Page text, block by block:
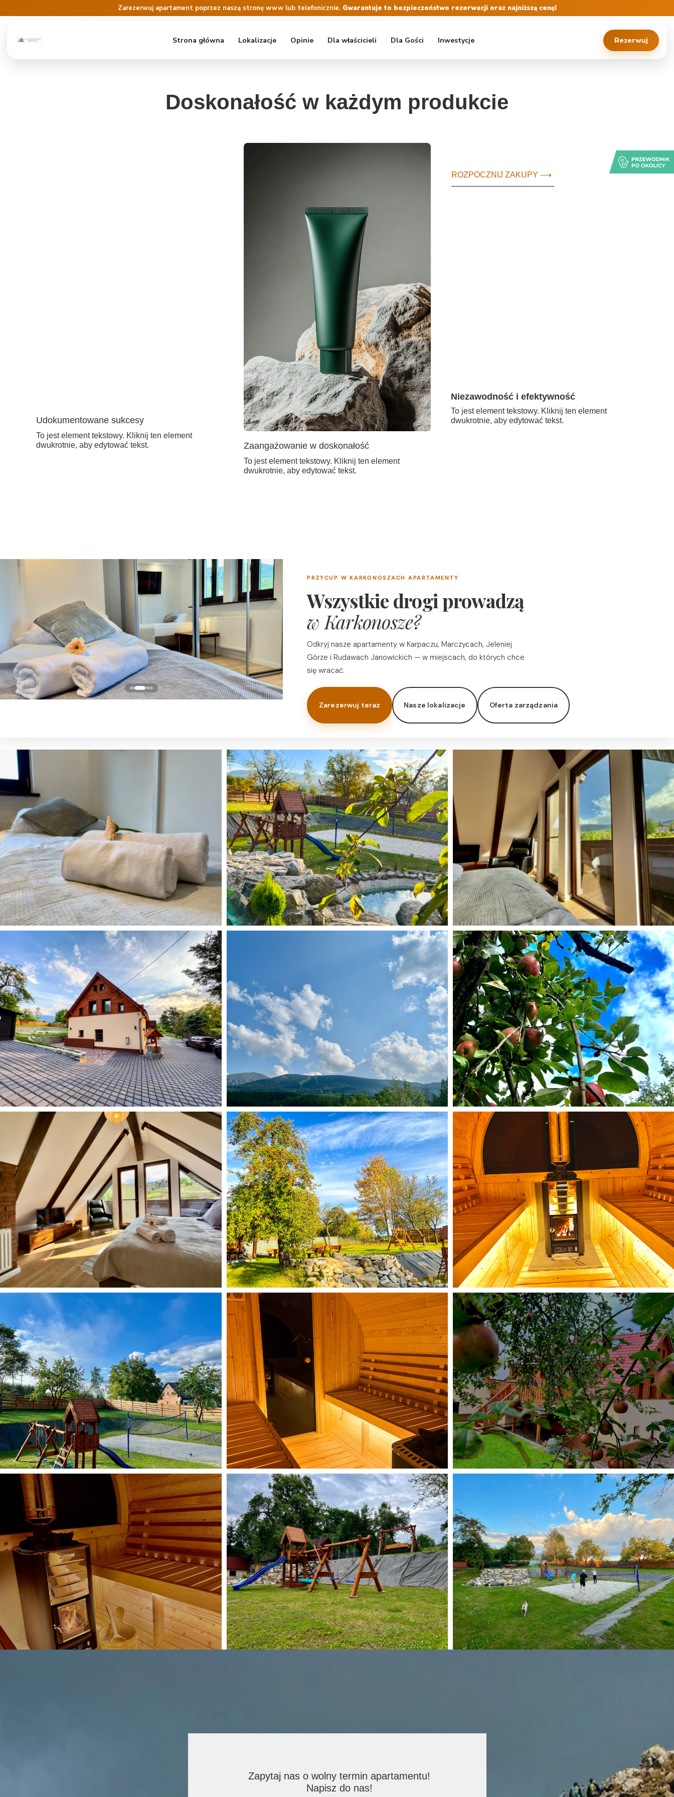
Doskonałość w każdym produkcie
Udokumentowane sukcesy
To jest element tekstowy. Kliknij ten element
dwukrotnie, aby edytować tekst.
Zaangażowanie w doskonałość
To jest element tekstowy. Kliknij ten element
dwukrotnie, aby edytować tekst.
Niezawodność i efektywność
To jest element tekstowy. Kliknij ten element
dwukrotnie, aby edytować tekst.
ROZPOCZNIJ ZAKUPY ⟶
PRZYCUP W KARKONOSZACH APARTAMENTY
Wszystkie drogi prowadzą
w Karkonosze?
Odkryj nasze apartamenty w Karpaczu, Marczycach, Jeleniej
Górze i Rudawach Janowickich — w miejscach, do których chce
się wracać.
Zarezerwuj teraz Nasze lokalizacje Oferta zarządzania
Zapytaj nas o wolny termin apartamentu!
Napisz do nas!
Zarezerwuj apartament poprzez naszą stronę www lub telefonicznie. Gwarantuje to bezpieczeństwo rezerwacji oraz najniższą cenę!
Strona główna Lokalizacje Opinie Dla właścicieli Dla Gości Inwestycje Rezerwuj